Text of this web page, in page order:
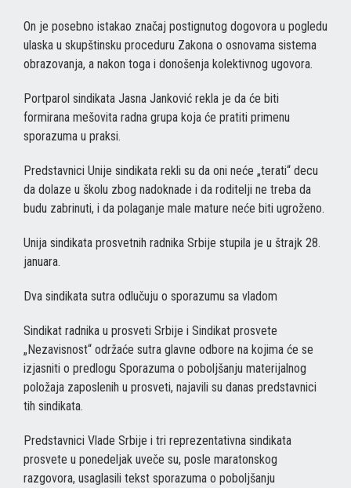
On je posebno istakao značaj postignutog dogovora u pogledu
ulaska u skupštinsku proceduru Zakona o osnovama sistema
obrazovanja, a nakon toga i donošenja kolektivnog ugovora.
Portparol sindikata Jasna Janković rekla je da će biti
formirana mešovita radna grupa koja će pratiti primenu
sporazuma u praksi.
Predstavnici Unije sindikata rekli su da oni neće „terati“ decu
da dolaze u školu zbog nadoknade i da roditelji ne treba da
budu zabrinuti, i da polaganje male mature neće biti ugroženo.
Unija sindikata prosvetnih radnika Srbije stupila je u štrajk 28.
januara.
Dva sindikata sutra odlučuju o sporazumu sa vladom
Sindikat radnika u prosveti Srbije i Sindikat prosvete
„Nezavisnost“ održaće sutra glavne odbore na kojima će se
izjasniti o predlogu Sporazuma o poboljšanju materijalnog
položaja zaposlenih u prosveti, najavili su danas predstavnici
tih sindikata.
Predstavnici Vlade Srbije i tri reprezentativna sindikata
prosvete u ponedeljak uveče su, posle maratonskog
razgovora, usaglasili tekst sporazuma o poboljšanju